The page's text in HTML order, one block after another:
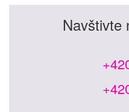
Navštivte